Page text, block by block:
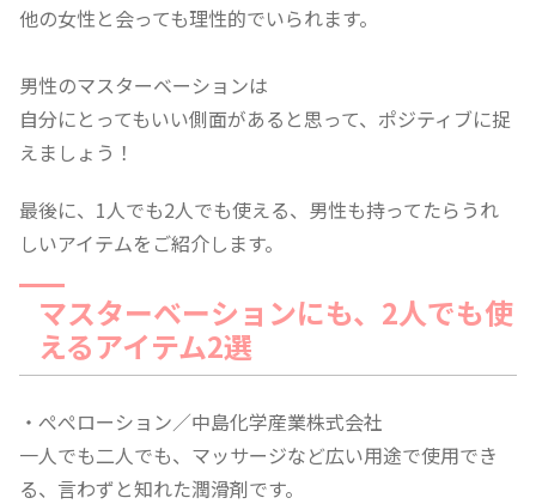
他の女性と会っても理性的でいられます。
男性のマスターベーションは
自分にとってもいい側面があると思って、ポジティブに捉
えましょう！
最後に、1人でも2人でも使える、男性も持ってたらうれ
しいアイテムをご紹介します。
マスターベーションにも、2人でも使
えるアイテム2選
・ぺぺローション／中島化学産業株式会社
一人でも二人でも、マッサージなど広い用途で使用でき
る、言わずと知れた潤滑剤です。